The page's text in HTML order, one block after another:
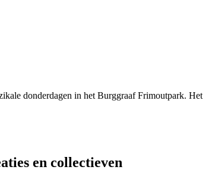
donderdagen in het Burggraaf Frimoutpark. Het
en collectieven